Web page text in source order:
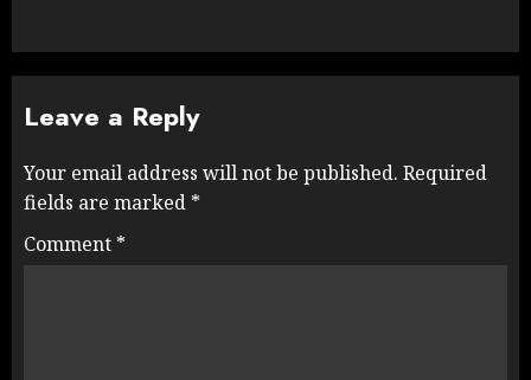
Leave a Reply
Your email address will not be published. Required
fields are marked *
Comment *